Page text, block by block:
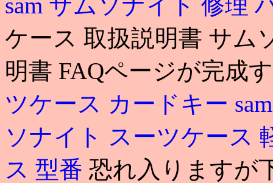
ケース 取扱説明書 サム
明書 FAQページが完成
ツケース カードキー
ソナイト スーツケース
ス 型番 恐れ入りますが